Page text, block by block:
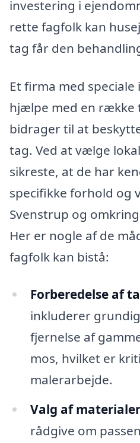
investering i
rette fagfolk kan
tag får den
Et firma med
hjælpe med en række
bidrager til at
tag. Ved at vælge
sikreste, at de har
specifikke forhold og
Svenstrup og
Her er nogle af de
fagfolk kan bistå:
Forberedelse af
inkluderer
fjernelse af
mos, hvilket er
malerarbejde.
Valg af
rådgive om